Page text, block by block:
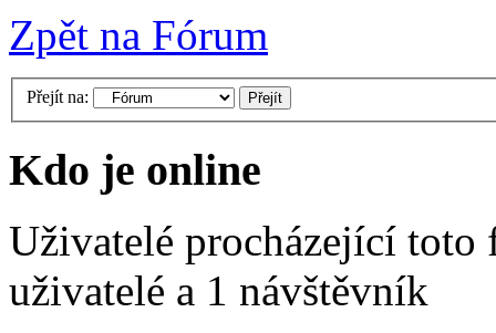
Zpět na Fórum
Přejít na:
Kdo je online
Uživatelé procházející
uživatelé a 1 návštěvník